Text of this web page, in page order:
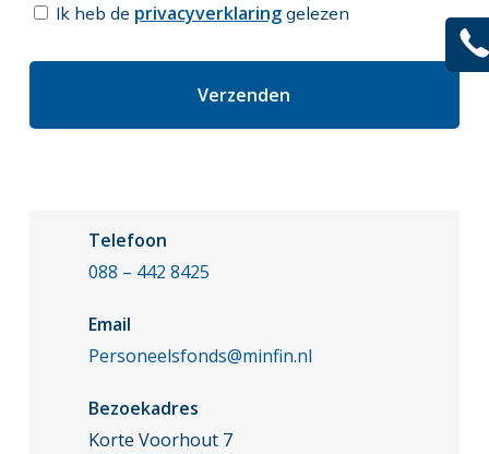
Ik heb de privacyverklaringgelezen
Telefoon
088 – 442 8425
Email
Personeelsfonds@minfin.nl
Bezoekadres
Korte Voorhout 7